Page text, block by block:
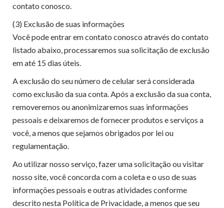
contato conosco.
(3) Exclusão de suas informações
Você pode entrar em contato conosco através do contato
listado abaixo, processaremos sua solicitação de exclusão
em até 15 dias úteis.
A exclusão do seu número de celular será considerada
como exclusão da sua conta. Após a exclusão da sua conta,
removeremos ou anonimizaremos suas informações
pessoais e deixaremos de fornecer produtos e serviços a
você, a menos que sejamos obrigados por lei ou
regulamentação.
Ao utilizar nosso serviço, fazer uma solicitação ou visitar
nosso site, você concorda com a coleta e o uso de suas
informações pessoais e outras atividades conforme
descrito nesta Política de Privacidade, a menos que seu